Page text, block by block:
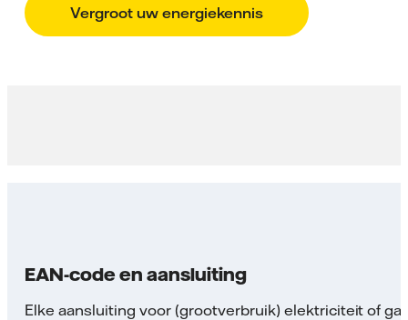
Vergroot uw energiekennis
EAN-code en aansluiting
Elke aansluiting voor (grootverbruik) elektriciteit of